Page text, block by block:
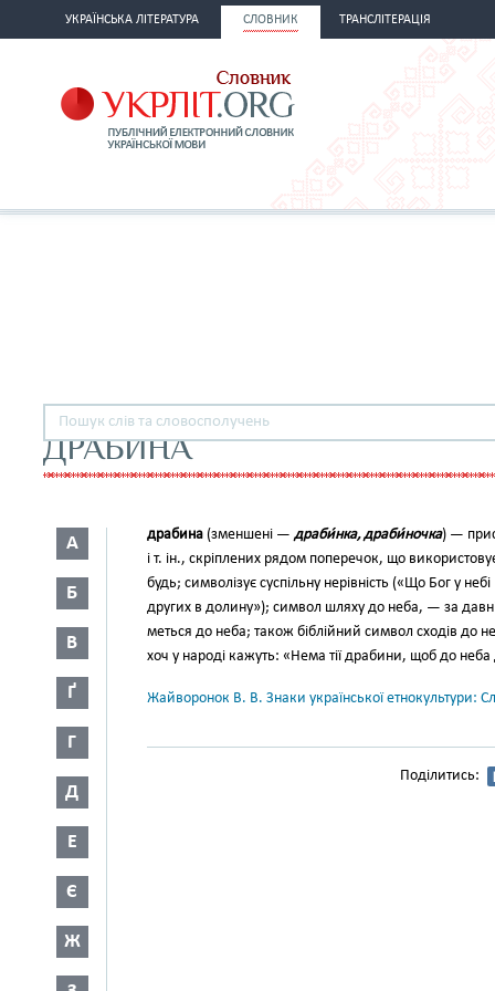
УКРАЇНСЬКА ЛІТЕРАТУРА СЛОВНИК ТРАНСЛІТЕРАЦІЯ
ДРАБИНА
А
Б
В
Ґ
Г
Д
Е
Є
Ж
драбина (зменшені — драби́нка, драби́ночка) —
і т. ін., скріплених рядом попере­чок, що
будь; символізує суспільну нерів­ність («Що Бог у
других в долину»); символ шляху до неба, — за
меться до неба; також біблійний символ сходів до
хоч у народі кажуть: «Нема тії дра­бини, щоб до неба
Жайворонок В. В. Знаки української етнокультури:
Поділитись: